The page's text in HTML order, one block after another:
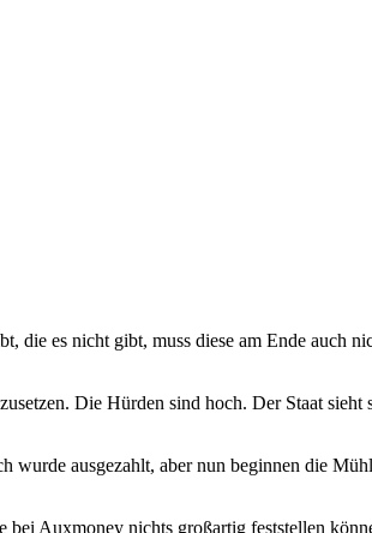
die es nicht gibt, muss diese am Ende auch
Die Hürden sind hoch. Der Staat
wurde ausgezahlt, aber nun beginnen die
bei Auxmoney nichts großartig feststellen